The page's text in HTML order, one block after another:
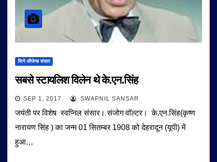
सिने लीजेन्ड संसार
सबसे स्टायलिश विलेन थे के.एन.सिंह
SEP 1, 2017 SWAPNIL SANSAR
जयंती पर विशेष स्वप्निल संसार। संजोग वॉल्टर। के.एन.सिंह(कृष्ण
नारायण सिंह ) का जन्म 01 सितम्बर 1908 को देहरादून (यूपी) में
हुआ…